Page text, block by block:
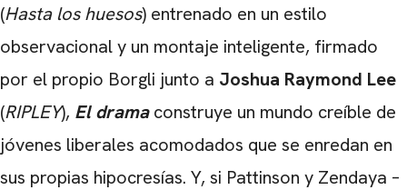
(Hasta los huesos) entrenado en un estilo
observacional y un montaje inteligente, firmado
por el propio Borgli junto a Joshua Raymond Lee
(RIPLEY), El dramaconstruye un mundo creíble de
jóvenes liberales acomodados que se enredan en
sus propias hipocresías. Y, si Pattinson y Zendaya –